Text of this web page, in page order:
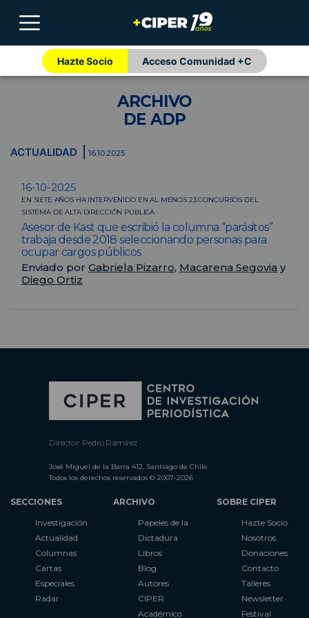
Hazte Socio Acceso Comunidad +C
ARCHIVO
DE ADP
ACTUALIDAD 16.10.2025
16-10-2025
EN SIETE AÑOS HA INTERVENIDO EN AL MENOS 23 CONCURSOS DEL
SISTEMA DE ALTA DIRECCIÓN PÚBLICA
Asesor de Kast que escribió la columna “parásitos”
trabaja desde 2018 seleccionando personas para
ocupar cargos públicos
Enviado por Gabriela Pizarro, Macarena Segovia y
Diego Ortiz
Director: Pedro Ramírez
José Miguel de la Barra 412, Santiago de Chile
Todos los derechos reservados © 2007-2026
SECCIONES
Investigación
Actualidad
Columnas
Cartas
Especiales
Radar
ARCHIVO
Papeles de la
Dictadura
Libros
Blog
Autores
CIPER
Académico
SOBRE CIPER
Hazte Socio
Nosotros
Donaciones
Contacto
Talleres
Newsletter
Festival